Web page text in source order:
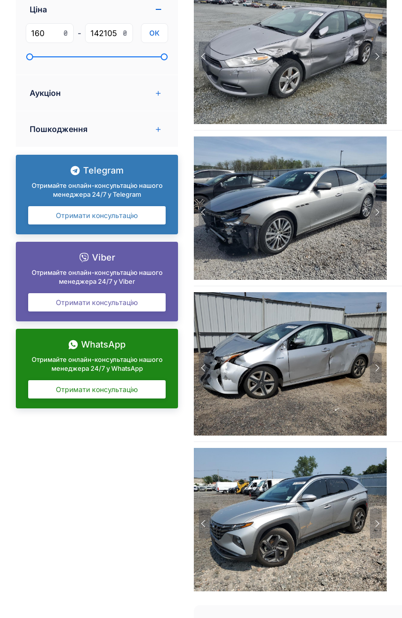
Ціна
₴ - ₴ ОК
Аукціон
Пошкодження
Telegram
Отримайте онлайн-консультацію нашого
менеджера 24/7 у Telegram
Отримати консультацію
Viber
Отримайте онлайн-консультацію нашого
менеджера 24/7 у Viber
Отримати консультацію
WhatsApp
Отримайте онлайн-консультацію нашого
менеджера 24/7 у WhatsApp
Отримати консультацію